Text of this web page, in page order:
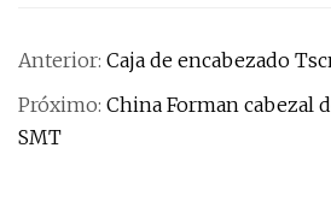
Anterior: Caja de encabezado
Próximo: China Forman cabezal
SMT